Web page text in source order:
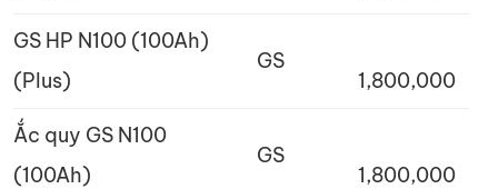
GS HP N100 (100Ah)
(Plus)
GS
1,800,000
Ắc quy GS N100
(100Ah)
GS
1,800,000